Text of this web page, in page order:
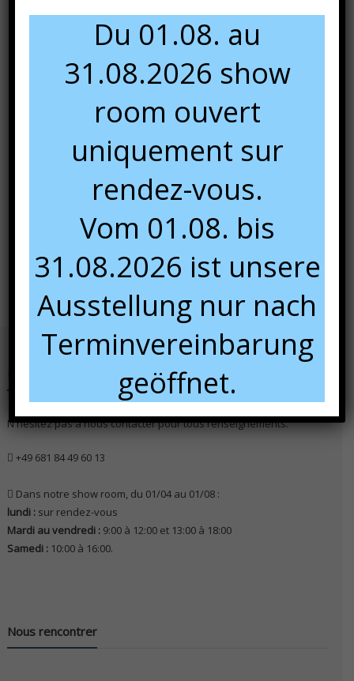
N'hésitez pas à nous contacter pour tous renseignements.
+49 681 84 49 60 13
Dans notre show room, du 01/04 au 01/08 :
lundi : sur rendez-vous
Mardi au vendredi : 9:00 à 12:00 et 13:00 à 18:00
Samedi : 10:00 à 16:00.
Nous rencontrer
Du 01.08. au
31.08.2026 show
room ouvert
uniquement sur
rendez-vous.
Vom 01.08. bis
31.08.2026 ist unsere
Ausstellung nur nach
Terminvereinbarung
geöffnet.